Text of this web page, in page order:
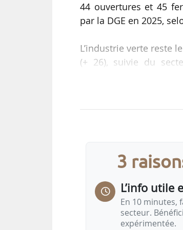
44 ouvertures et 45
par la DGE en 2025,
L’industrie verte reste
(+ 26), suivie du
ralentissement se
Le Baromètre
semestrielle…
3
L’info utile
En 10 minutes,
secteur.
expérimentée.